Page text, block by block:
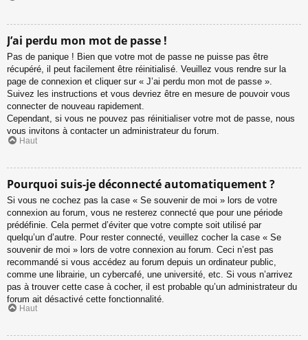
J’ai perdu mon mot de passe !
Pas de panique ! Bien que votre mot de passe ne puisse pas être
récupéré, il peut facilement être réinitialisé. Veuillez vous rendre sur la
page de connexion et cliquer sur « J’ai perdu mon mot de passe ».
Suivez les instructions et vous devriez être en mesure de pouvoir vous
connecter de nouveau rapidement.
Cependant, si vous ne pouvez pas réinitialiser votre mot de passe, nous
vous invitons à contacter un administrateur du forum.
Haut
Pourquoi suis-je déconnecté automatiquement ?
Si vous ne cochez pas la case « Se souvenir de moi » lors de votre
connexion au forum, vous ne resterez connecté que pour une période
prédéfinie. Cela permet d’éviter que votre compte soit utilisé par
quelqu’un d’autre. Pour rester connecté, veuillez cocher la case « Se
souvenir de moi » lors de votre connexion au forum. Ceci n’est pas
recommandé si vous accédez au forum depuis un ordinateur public,
comme une librairie, un cybercafé, une université, etc. Si vous n’arrivez
pas à trouver cette case à cocher, il est probable qu’un administrateur du
forum ait désactivé cette fonctionnalité.
Haut